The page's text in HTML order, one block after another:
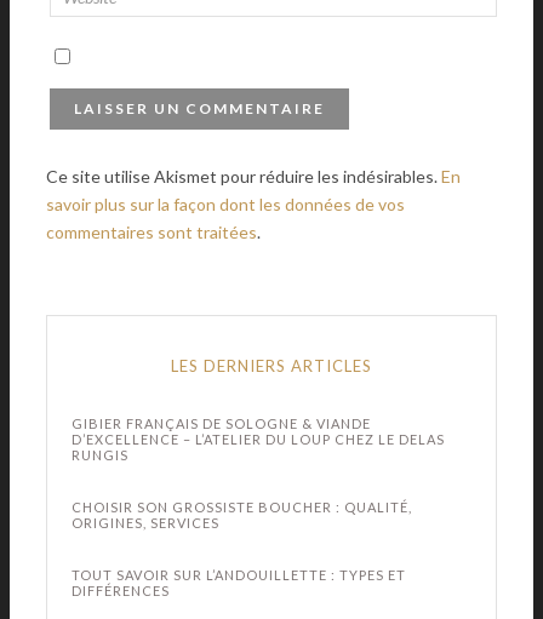
Ce site utilise Akismet pour réduire les indésirables.En
savoir plus sur la façon dont les données de vos
commentaires sont traitées.
LES DERNIERS ARTICLES
GIBIER FRANÇAIS DE SOLOGNE & VIANDE
D’EXCELLENCE – L’ATELIER DU LOUP CHEZ LE DELAS
RUNGIS
CHOISIR SON GROSSISTE BOUCHER : QUALITÉ,
ORIGINES, SERVICES
TOUT SAVOIR SUR L’ANDOUILLETTE : TYPES ET
DIFFÉRENCES